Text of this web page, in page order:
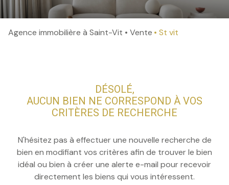
Gestion
Agence immobilière à Saint-Vit Vente St vit
DÉSOLÉ,
AUCUN BIEN NE CORRESPOND À VOS
CRITÈRES DE RECHERCHE
N'hésitez pas à effectuer une nouvelle recherche de
bien en modifiant vos critères afin de trouver le bien
idéal ou bien à créer une alerte e-mail pour recevoir
directement les biens qui vous intéressent.